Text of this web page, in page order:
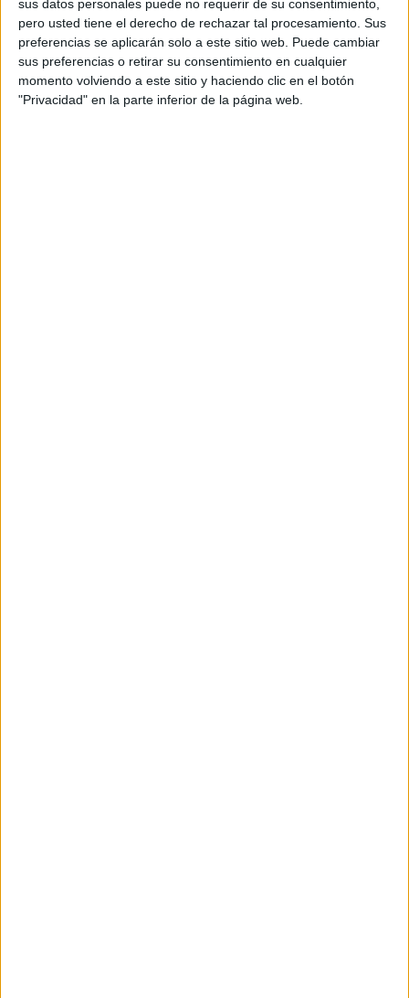
sus datos personales puede no requerir de su consentimiento,
pero usted tiene el derecho de rechazar tal procesamiento. Sus
preferencias se aplicarán solo a este sitio web. Puede cambiar
sus preferencias o retirar su consentimiento en cualquier
momento volviendo a este sitio y haciendo clic en el botón
"Privacidad" en la parte inferior de la página web.
maquillaje profesional sin salir casa.
Los interesados en asistir al evento deberán pedir cita a través de la web
www.reservatucitaysl.com. La central de reservas online quedará abierta a partir
del 5 de mayo, hasta ir completándose progresivamente.